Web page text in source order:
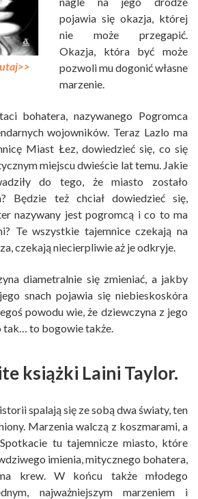
pojawia się okazja, której
nie może przegapić.
Okazja, która być może
pozwoli mu dogonić własne
marzenie.
bohatera, nazywanego Pogromca
wojowników. Teraz Lazlo ma
Miast Łez, dowiedzieć się, co się
miejscu dwieście lat temu. Jakie
do tego, że miasto zostało
Będzie też chciał dowiedzieć się,
nazywany jest pogromcą i co to ma
Te wszystkie tajemnice czekają na
czekają niecierpliwie aż je odkryje.
diametralnie się zmieniać, a jakby
snach pojawia się niebieskoskóra
powodu wie, że dziewczyna z jego
tak… to bogowie także.
książki Laini Taylor.
spalają się ze sobą dwa światy, ten
Marzenia walczą z koszmarami, a
tu tajemnicze miasto, które
imienia, mitycznego bohatera,
krew. W końcu także młodego
najważniejszym marzeniem i